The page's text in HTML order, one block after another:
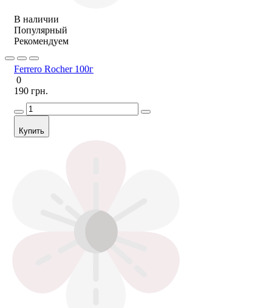
В наличии
Популярный
Рекомендуем
Ferrero Rocher 100г
0
190 грн.
Купить